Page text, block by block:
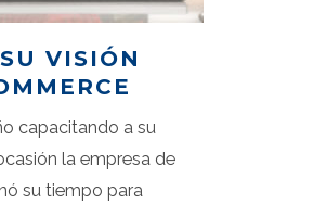
VISIÓN
capacitando a su
la empresa de
su tiempo para